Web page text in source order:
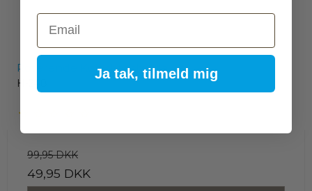
Roterende Køleskabshylde
H-248
99,95 DKK
49,95 DKK
Email
Ja tak, tilmeld mig